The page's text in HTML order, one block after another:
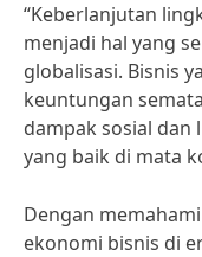
“Keberlanjutan
menjadi hal yang
globalisasi. Bisnis
keuntungan
dampak sosial
yang baik di mata
Dengan
ekonomi bisnis di